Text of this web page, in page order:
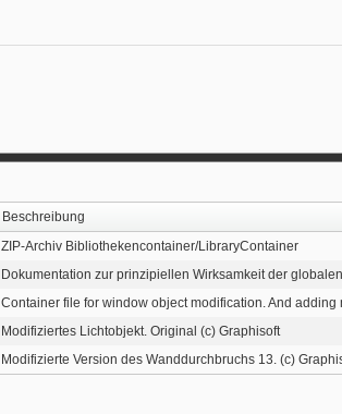
Beschreibung
ZIP-Archiv Bibliothekencontainer/LibraryContainer
Dokumentation zur prinzipiellen Wirksamkeit der
Container file for window object modification. And adding
Modifiziertes Lichtobjekt. Original (c) Graphisoft
Modifizierte Version des Wanddurchbruchs 13. (c)